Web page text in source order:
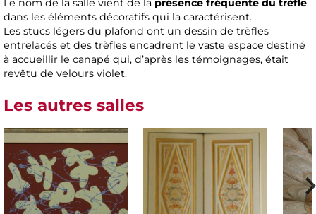
Le nom de la salle vient de la présence fréquente du trèfle
dans les éléments décoratifs qui la caractérisent.
Les stucs légers du plafond ont un dessin de trèfles
entrelacés et des trèfles encadrent le vaste espace destiné
à accueillir le canapé qui, d’après les témoignages, était
revêtu de velours violet.
Les autres salles